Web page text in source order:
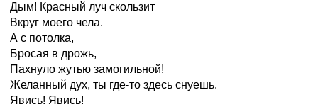
Дым! Красный луч скользит
Вкруг моего чела.
А с потолка,
Бросая в дрожь,
Пахнуло жутью замогильной!
Желанный дух, ты где-то здесь снуешь.
Явись! Явись!